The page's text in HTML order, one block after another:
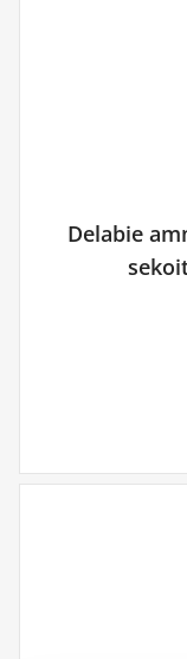
Delabie